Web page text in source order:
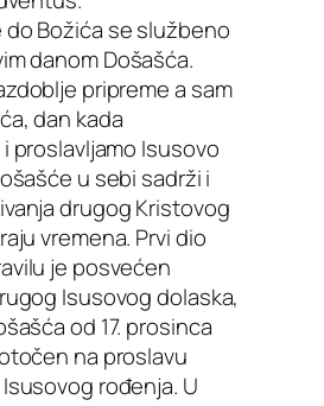
do Božića se službeno
danom Došašća.
pripreme a sam
dan kada
proslavljamo Isusovo
u sebi sadrži i
drugog Kristovog
vremena. Prvi dio
je posvećen
Isusovog dolaska,
od 17. prosinca
na proslavu
rođenja. U